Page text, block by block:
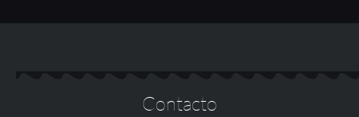
Contacto